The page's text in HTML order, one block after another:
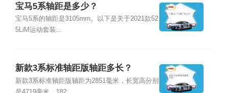
宝马5系轴距是多少？
宝马5系的轴距是3105mm。以下是关于2021款52
5LiM运动套装...
新款3系标准轴距版轴距多长？
新款3系标准轴距版轴距为2851毫米，长宽高分别